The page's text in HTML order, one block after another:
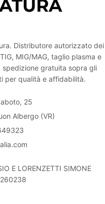
Distributore autorizzato dei
MIG/MAG, taglio plasma e
spedizione gratuita sopra gli
per qualità e affidabilità.
25
Albergo (VR)
E LORENZETTI SIMONE